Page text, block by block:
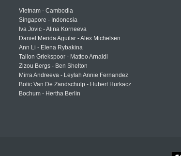
Vietnam - Cambodia
Singapore - Indonesia
Iva Jovic - Alina Korneeva
Daniel Merida Aguilar - Alex Michelsen
Ann Li - Elena Rybakina
Tallon Griekspoor - Matteo Arnaldi
Zizou Bergs - Ben Shelton
Mirra Andreeva - Leylah Annie Fernandez
Botic Van De Zandschulp - Hubert Hurkacz
Bochum - Hertha Berlin